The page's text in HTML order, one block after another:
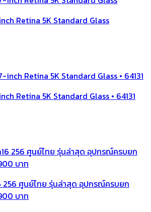
Retina 5K Standard Glass
Retina 5K Standard Glass • 64131
256 ศูนย์ไทย รุ่นล่าสุด อุปกรณ์ครบยก
บาท